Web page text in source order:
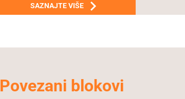
SAZNAJTE VIŠE
Povezani blokovi